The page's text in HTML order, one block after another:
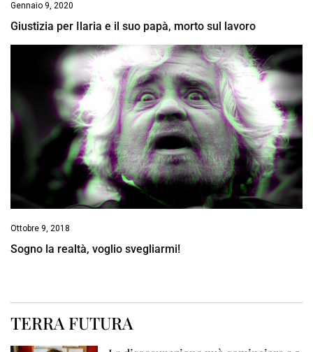
Gennaio 9, 2020
Giustizia per Ilaria e il suo papà, morto sul lavoro
Ottobre 9, 2018
Sogno la realtà, voglio svegliarmi!
TERRA FUTURA